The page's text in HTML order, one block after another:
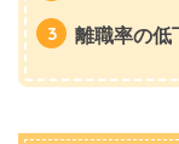
離職率の低